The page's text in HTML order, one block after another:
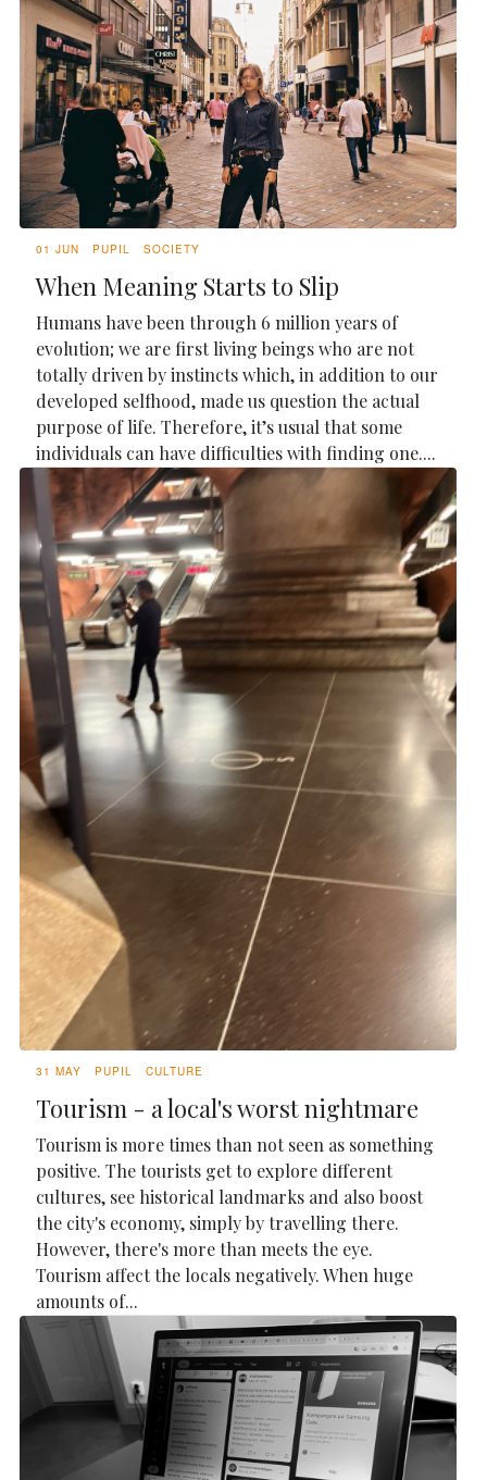
01 JUN PUPIL SOCIETY
When Meaning Starts to Slip
Humans have been through 6 million years of
evolution; we are first living beings who are not
totally driven by instincts which, in addition to our
developed selfhood, made us question the actual
purpose of life. Therefore, it’s usual that some
individuals can have difficulties with finding one....
31 MAY PUPIL CULTURE
Tourism - a local's worst nightmare
Tourism is more times than not seen as something
positive. The tourists get to explore different
cultures, see historical landmarks and also boost
the city's economy, simply by travelling there.
However, there's more than meets the eye.
Tourism affect the locals negatively. When huge
amounts of...